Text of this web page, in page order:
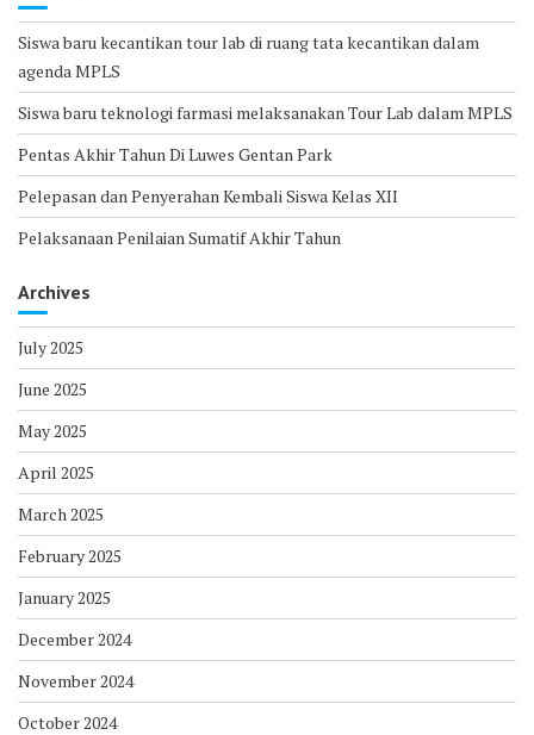
Siswa baru kecantikan tour lab di ruang tata kecantikan dalam
agenda MPLS
Siswa baru teknologi farmasi melaksanakan Tour Lab dalam MPLS
Pentas Akhir Tahun Di Luwes Gentan Park
Pelepasan dan Penyerahan Kembali Siswa Kelas XII
Pelaksanaan Penilaian Sumatif Akhir Tahun
Archives
July 2025
June 2025
May 2025
April 2025
March 2025
February 2025
January 2025
December 2024
November 2024
October 2024